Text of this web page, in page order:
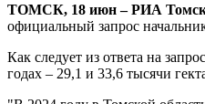
ТОМСК, 18 июн – РИА
официальный запрос
Как следует из ответа на
годах – 29,1 и 33,6 тысячи